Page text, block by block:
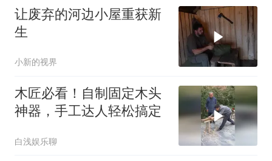
让废弃的河边小屋重获新
生
小新的视界
木匠必看！自制固定木头
神器，手工达人轻松搞定
白浅娱乐聊